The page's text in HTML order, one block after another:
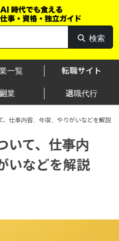
検索
検
索
一覧 転職サイト
副業 退職代行
、仕事内容、年収、やりがいなどを解説
いて、仕事内
いなどを解説